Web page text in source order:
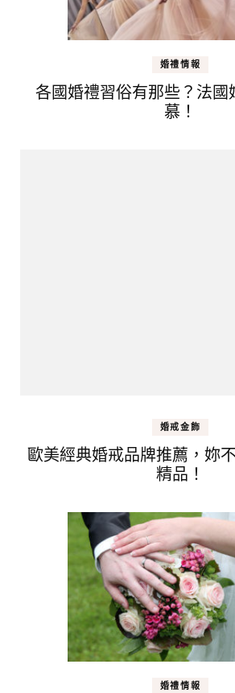
婚禮情報
各國婚禮習俗有那些？法國
慕！
婚戒金飾
歐美經典婚戒品牌推薦，妳
精品！
婚禮情報